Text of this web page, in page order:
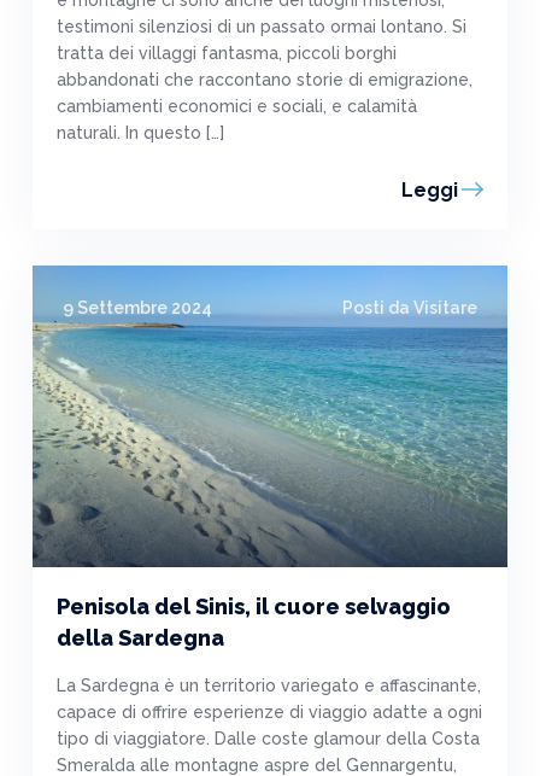
testimoni silenziosi di un passato ormai lontano. Si
tratta dei villaggi fantasma, piccoli borghi
abbandonati che raccontano storie di emigrazione,
cambiamenti economici e sociali, e calamità
naturali. In questo […]
Leggi
9 Settembre 2024 Posti da Visitare
Penisola del Sinis, il cuore selvaggio
della Sardegna
La Sardegna è un territorio variegato e affascinante,
capace di offrire esperienze di viaggio adatte a ogni
tipo di viaggiatore. Dalle coste glamour della Costa
Smeralda alle montagne aspre del Gennargentu,